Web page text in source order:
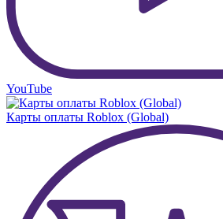
YouTube
Карты оплаты Roblox (Global)